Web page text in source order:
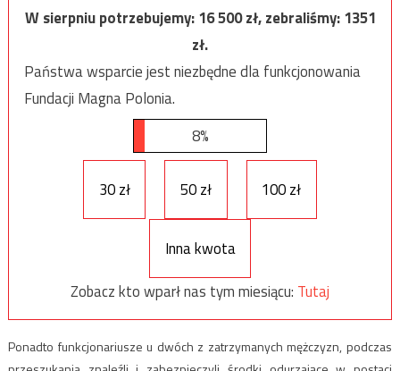
W sierpniu potrzebujemy:16 500zł, zebraliśmy:1351
zł.
Państwa wsparcie jest niezbędne dla funkcjonowania
Fundacji Magna Polonia.
8%
30 zł 50 zł 100 zł
Inna kwota
Zobacz kto wparł nas tym miesiącu: Tutaj
Ponadto funkcjonariusze u dwóch z zatrzymanych mężczyzn, podczas